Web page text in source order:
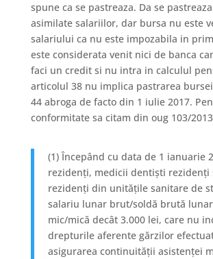
spune ca se pastreaza. Da se
asimilate salariilor, dar bursa nu este
salariului ca nu este impozabila in
este considerata venit nici de banca
faci un credit si nu intra in calculul
articolul 38 nu implica pastrarea
44 abroga de facto din 1 iulie 2017.
conformitate sa citam din oug 103/2013
(1) Începând cu data de 1 ianuarie
rezidenți, medicii dentiști rezidenți
rezidenți din unitățile sanitare de
salariu lunar brut/soldă brută
mic/mică decât 3.000 lei, care nu
drepturile aferente gărzilor
asigurarea continuității asistenței